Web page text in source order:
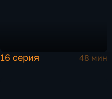
16 серия 48 мин